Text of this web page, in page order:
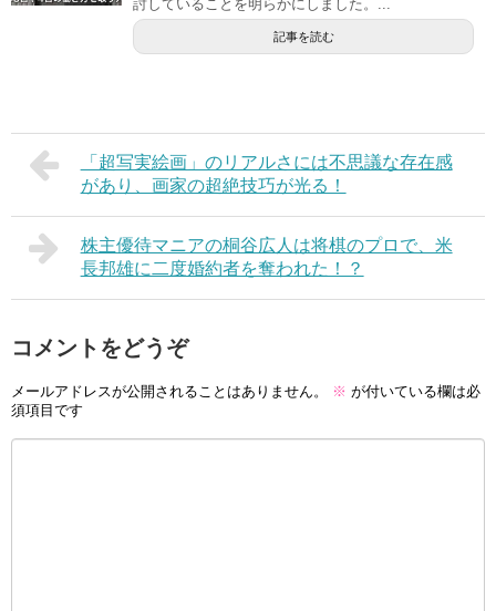
討していることを明らかにしました。...
記事を読む
「超写実絵画」のリアルさには不思議な存在感
があり、画家の超絶技巧が光る！
株主優待マニアの桐谷広人は将棋のプロで、米
長邦雄に二度婚約者を奪われた！？
コメントをどうぞ
メールアドレスが公開されることはありません。 ※ が付いている欄は必
須項目です